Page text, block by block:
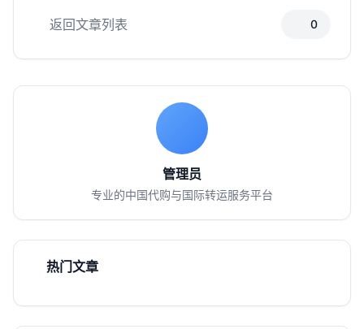
返回文章列表 0
管理员
专业的中国代购与国际转运服务平台
热门文章